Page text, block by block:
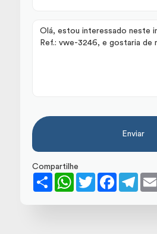
Enviar
Compartilhe
Share
WhatsApp
TwitterFacebook